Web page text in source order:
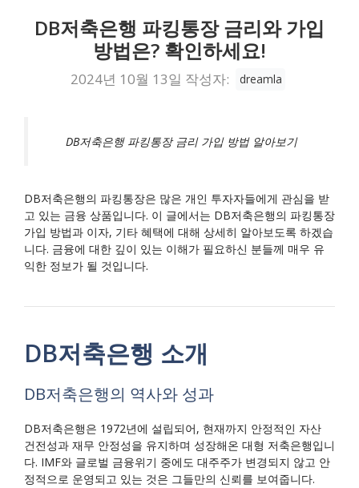
DB저축은행 파킹통장 금리와 가입
방법은? 확인하세요!
2024년 10월 13일 작성자: dreamla
DB저축은행 파킹통장 금리 가입 방법 알아보기
DB저축은행의 파킹통장은 많은 개인 투자자들에게 관심을 받
고 있는 금융 상품입니다. 이 글에서는 DB저축은행의 파킹통장
가입 방법과 이자, 기타 혜택에 대해 상세히 알아보도록 하겠습
니다. 금융에 대한 깊이 있는 이해가 필요하신 분들께 매우 유
익한 정보가 될 것입니다.
DB저축은행 소개
DB저축은행의 역사와 성과
DB저축은행은 1972년에 설립되어, 현재까지 안정적인 자산
건전성과 재무 안정성을 유지하며 성장해온 대형 저축은행입니
다. IMF와 글로벌 금융위기 중에도 대주주가 변경되지 않고 안
정적으로 운영되고 있는 것은 그들만의 신뢰를 보여줍니다.